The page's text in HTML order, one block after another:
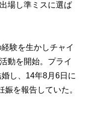
場し準ミスに選ば
験を生かしチャイ
動を開始。プライ
し、14年8月6日に
を報告していた。